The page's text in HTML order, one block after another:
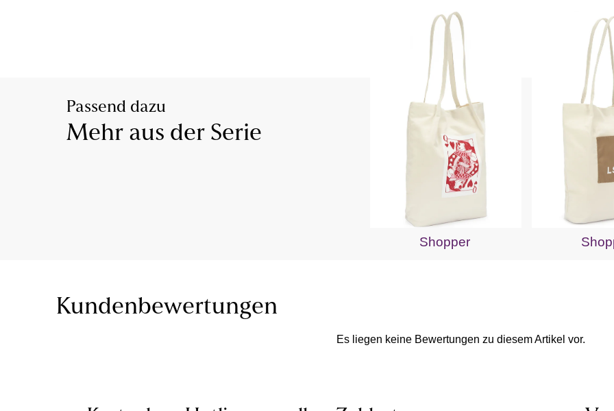
Passend dazu
Mehr aus der Serie
Shopper
Kundenbewertungen
Es liegen keine Bewertungen zu diesem Artikel vor.